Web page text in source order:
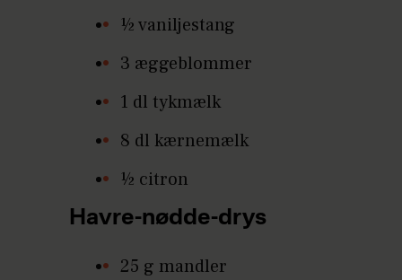
½ vaniljestang
3 æggeblommer
1 dl tykmælk
8 dl kærnemælk
½ citron
Havre-nødde-drys
25 g mandler